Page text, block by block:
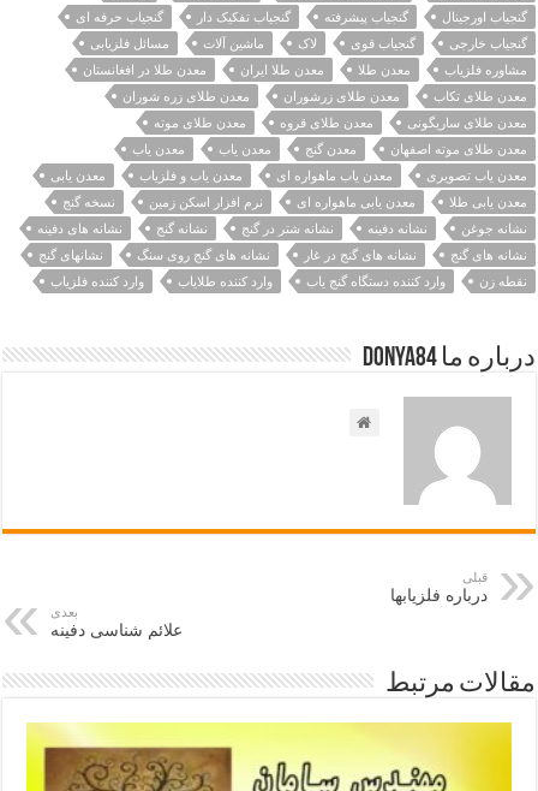
گنجیاب اورجینال
گنجیاب پیشرفته گنجیاب تفکیک دار
گنجیاب حرفه ای
گنجیاب خارجی
گنجیاب قوی لاک ماشین آلات
مسائل فلزیابی
مشاوره فلزیاب
معدن طلا معدن طلا ایران
معدن طلا در افغانستان
معدن طلای تکاب
معدن طلای زرشوران
معدن طلای زره شوران
معدن طلای ساریگونی
معدن طلای قروه
معدن طلای موته
معدن طلای موته اصفهان
معدن گنج معدن ياب
معدن یاب
معدن یاب تصویری
معدن یاب ماهواره ای معدن یاب و فلزیاب
معدن یابی
معدن یابی طلا
معدن یابی ماهواره ای نرم افزار اسکن زمین
نسخه گنج
نشانه جوغن
نشانه دفینه نشانه شتر در گنج نشانه گنج
نشانه های دفینه
نشانه های گنج
نشانه های گنج در غار نشانه های گنج روی سنگ
نشانهای گنج
نقطه زن
وارد کننده دستگاه گنج یاب وارد کننده طلایاب وارد کننده فلزیاب
درباره ما Donya84
قبلی
درباره فلزیابها
بعدی
علائم شناسی دفینه
مقالات مرتبط